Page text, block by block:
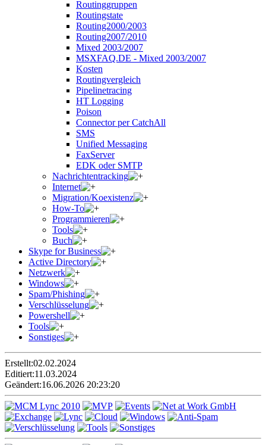
Routinggruppen
Routingstate
Routing2000/2003
Routing2007/2010
Mixed 2003/2007
MSXFAQ.DE - Mixed 2003/2007
Kosten
Routingvergleich
Pipelinetracing
HT Logging
Poison
Connector per CatchAll
SMS
Unified Messaging
FaxServer
EDK oder SMTP
Nachrichtentracking
Internet
Migration/Koexistenz
How-To
Programmieren
Tools
Buch
Skype for Business
Active Directory
Netzwerk
Windows
Spam/Phishing
Verschlüsselung
Powershell
Tools
Sonstiges
Erstellt:02.02.2024
Editiert:11.03.2024
Geändert:16.06.2026 20:23:20